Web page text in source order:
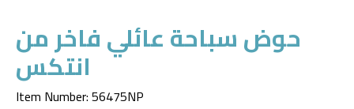
حوض سباحة عائلي فاخر من
انتكس
Item Number:56475NP